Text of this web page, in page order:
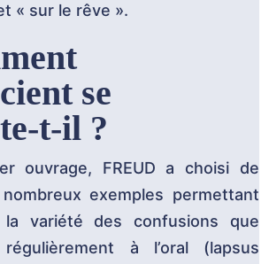
« sur le rêve ».
se
t-il ?
ouvrage, FREUD a choisi de
exemples permettant
variété des confusions que
à l’oral (lapsus